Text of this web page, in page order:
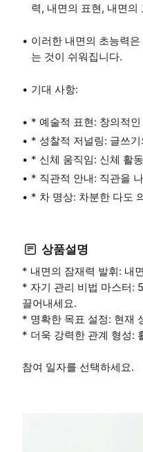
력, 내면의 표현, 내면
이러한 내면의 초능력
는 것이 쉬워집니다.
기대 사항:
* 예술적 표현: 창의적
* 성찰적 저널링: 글쓰
* 신체 움직임: 신체 활
* 직관적 안내: 직관을
* 차 명상: 차분한 다도
상품설명
* 내면의 잠재력 발휘: 내
* 자기 관리 비법 마스터:
끌어내세요.
* 명확한 목표 설정: 현재
* 더욱 강력한 관계 형성:
참여 일자를 선택하세요.